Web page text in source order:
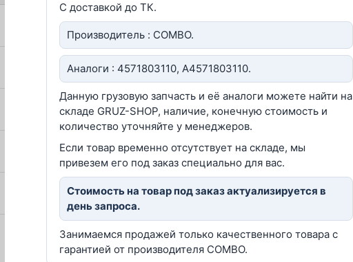
С доставкой до ТК.
Производитель : COMBO.
Аналоги : 4571803110, A4571803110.
Данную грузовую запчасть и её аналоги можете найти на
складе GRUZ-SHOP, наличие, конечную стоимость и
количество уточняйте у менеджеров.
Если товар временно отсутствует на складе, мы
привезем его под заказ специально для вас.
Стоимость на товар под заказ актуализируется в
день запроса.
Занимаемся продажей только качественного товара с
гарантией от производителя COMBO.